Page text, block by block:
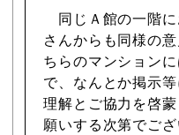
同じＡ館の一階
さんからも同様の
ちらのマンション
で、なんとか掲示
理解とご協力を啓
願いする次第でござ